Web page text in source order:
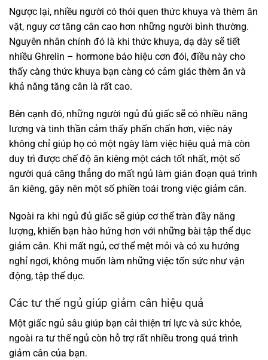
Ngược lại, nhiều người có thói quen thức khuya và thèm ăn
vặt, nguy cơ tăng cân cao hơn những người bình thường.
Nguyên nhân chính đó là khi thức khuya, dạ dày sẽ tiết
nhiều Ghrelin – hormone báo hiệu cơn đói, điều này cho
thấy càng thức khuya bạn càng có cảm giác thèm ăn và
khả năng tăng cân là rất cao.
Bên cạnh đó, những người ngủ đủ giấc sẽ có nhiều năng
lượng và tinh thần cảm thấy phấn chấn hơn, việc này
không chỉ giúp họ có một ngày làm việc hiệu quả mà còn
duy trì được chế độ ăn kiêng một cách tốt nhất, một số
người quá căng thẳng do mất ngủ làm gián đoạn quá trình
ăn kiêng, gây nên một số phiền toái trong việc giảm cân.
Ngoài ra khi ngủ đủ giấc sẽ giúp cơ thể tràn đầy năng
lượng, khiến bạn hào hứng hơn với những bài tập thể dục
giảm cân. Khi mất ngủ, cơ thể mệt mỏi và có xu hướng
nghỉ ngơi, không muốn làm những việc tốn sức như vận
động, tập thể dục.
Các tư thế ngủ giúp giảm cân hiệu quả
Một giấc ngủ sâu giúp bạn cải thiện trí lực và sức khỏe,
ngoài ra tư thế ngủ còn hỗ trợ rất nhiều trong quá trình
giảm cân của bạn.